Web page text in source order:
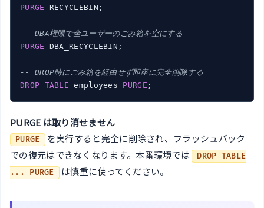
PURGE RECYCLEBIN;
-- DBA権限で全ユーザーのごみ箱を空にする
PURGE DBA_RECYCLEBIN;
-- DROP時にごみ箱を経由せず即座に完全削除する
DROP TABLE employees PURGE
PURGE は取り消せません
PURGE を実行すると完全に削除され、フラッシュバック
での復元はできなくなります。本番環境では
DROP TABLE
... PURGE
は慎重に使ってください。